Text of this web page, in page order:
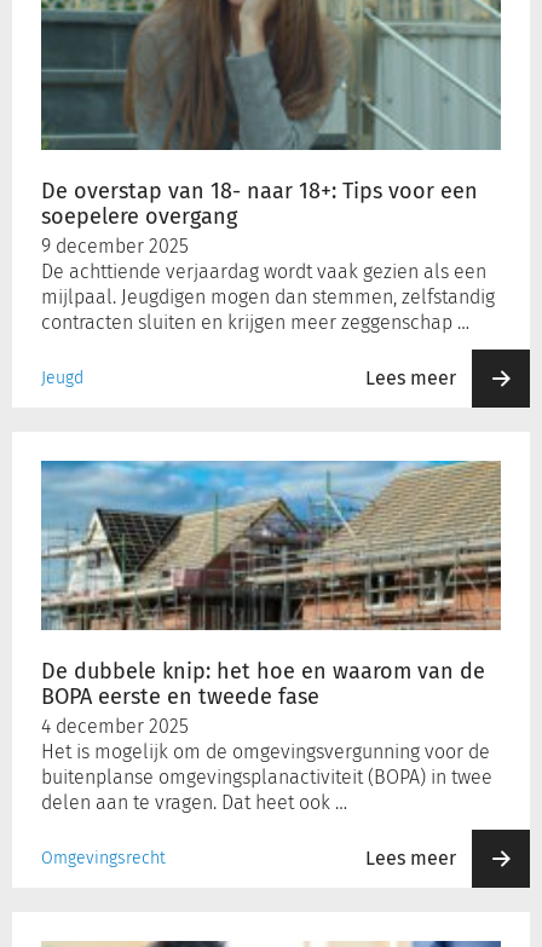
De overstap van 18- naar 18+: Tips voor een
soepelere overgang
9 december 2025
De achttiende verjaardag wordt vaak gezien als een
mijlpaal. Jeugdigen mogen dan stemmen, zelfstandig
contracten sluiten en krijgen meer zeggenschap …
Jeugd Lees meer
van
naar
18+:
Tips
voor
een
soepelere
overgang
De dubbele knip: het hoe en waarom van de
BOPA eerste en tweede fase
4 december 2025
Het is mogelijk om de omgevingsvergunning voor de
buitenplanse omgevingsplanactiviteit (BOPA) in twee
delen aan te vragen. Dat heet ook …
Omgevingsrecht Lees meer
dubbele
knip:
het
hoe
waarom
van
BOPA
eerste
tweede
fase